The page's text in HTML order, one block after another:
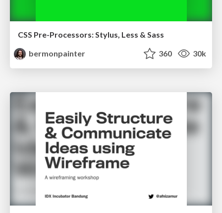
CSS Pre-Processors: Stylus, Less & Sass
bermonpainter
360 30k